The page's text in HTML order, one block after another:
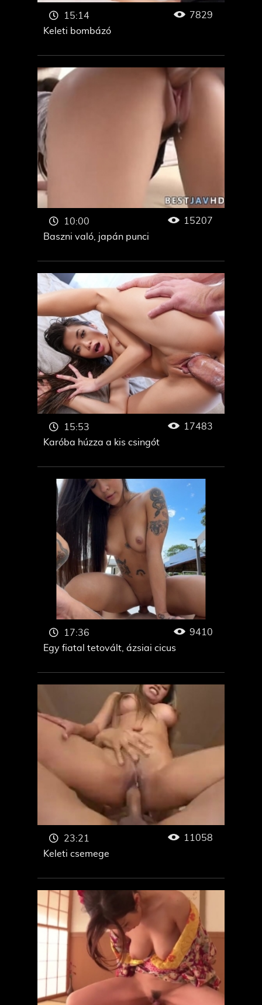
Keleti bombázó
15:14 7829
Baszni való, japán punci
10:00 15207
Karóba húzza a kis csingót
15:53 17483
Egy fiatal tetovált, ázsiai cicus
17:36 9410
Keleti csemege
23:21 11058